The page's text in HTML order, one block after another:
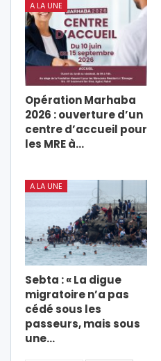
A LA UNE
Opération Marhaba
2026 : ouverture d’un
centre d’accueil pour
les MRE à…
A LA UNE
Sebta : « La digue
migratoire n’a pas
cédé sous les
passeurs, mais sous
une…